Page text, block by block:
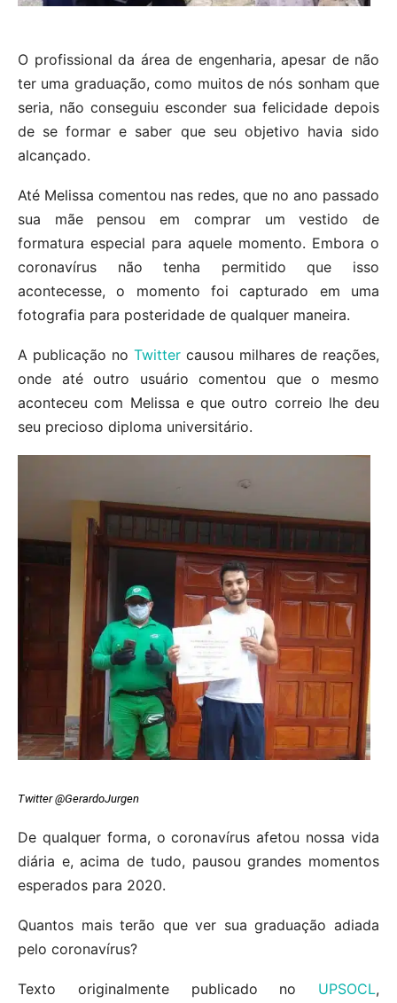
O profissional da área de engenharia, apesar de não
ter uma graduação, como muitos de nós sonham que
seria, não conseguiu esconder sua felicidade depois
de se formar e saber que seu objetivo havia sido
alcançado.
Até Melissa comentou nas redes, que no ano passado
sua mãe pensou em comprar um vestido de
formatura especial para aquele momento. Embora o
coronavírus não tenha permitido que isso
acontecesse, o momento foi capturado em uma
fotografia para posteridade de qualquer maneira.
A publicação no Twitter causou milhares de reações,
onde até outro usuário comentou que o mesmo
aconteceu com Melissa e que outro correio lhe deu
seu precioso diploma universitário.
Twitter @GerardoJurgen
De qualquer forma, o coronavírus afetou nossa vida
diária e, acima de tudo, pausou grandes momentos
esperados para 2020.
Quantos mais terão que ver sua graduação adiada
pelo coronavírus?
Texto originalmente publicado no UPSOCL,